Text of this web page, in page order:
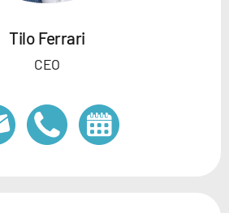
Tilo Ferrari
CEO